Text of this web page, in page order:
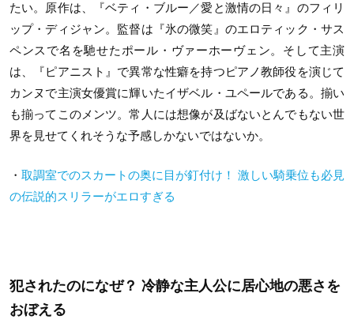
たい。原作は、『ベティ・ブルー／愛と激情の日々』のフィリ
ップ・ディジャン。監督は『氷の微笑』のエロティック・サス
ペンスで名を馳せたポール・ヴァーホーヴェン。そして主演
は、『ピアニスト』で異常な性癖を持つピアノ教師役を演じて
カンヌで主演女優賞に輝いたイザベル・ユペールである。揃い
も揃ってこのメンツ。常人には想像が及ばないとんでもない世
界を見せてくれそうな予感しかないではないか。
・ 取調室でのスカートの奥に目が釘付け！ 激しい騎乗位も必見
の伝説的スリラーがエロすぎる
犯されたのになぜ？ 冷静な主人公に居心地の悪さを
おぼえる